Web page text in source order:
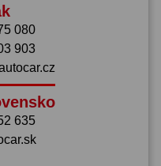
080
903
635